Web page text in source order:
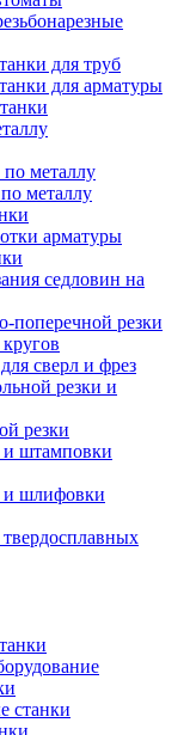
для труб
для арматуры
по металлу
металлу
арматуры
седловин на
поперечной резки
сверл и фрез
резки и
резки
и штамповки
и шлифовки
станки